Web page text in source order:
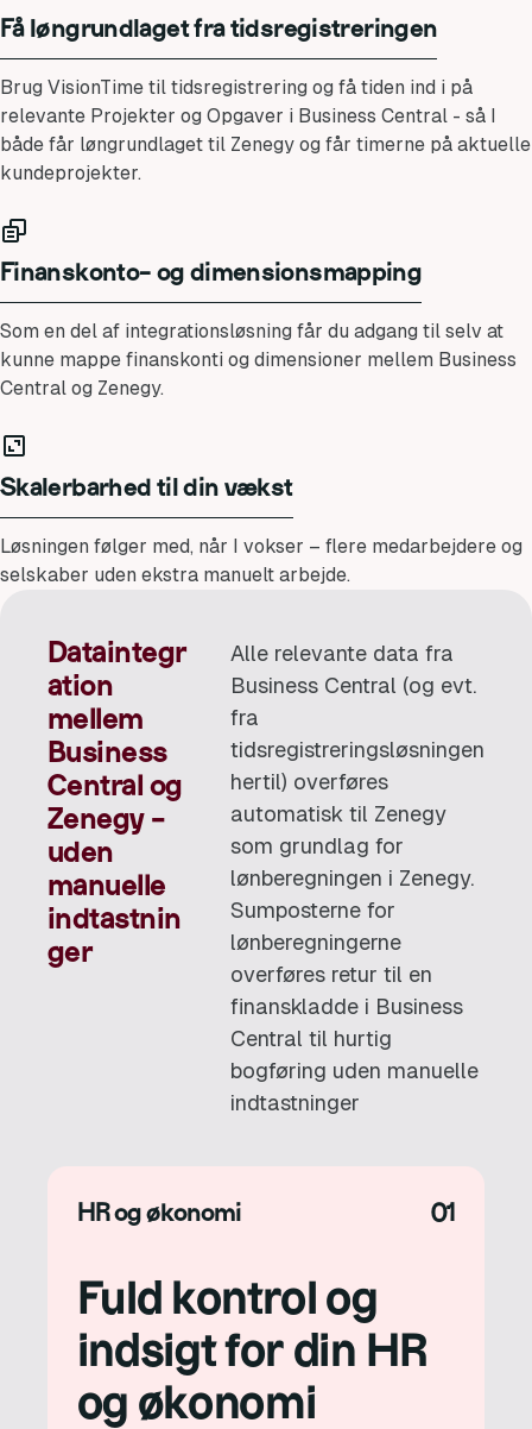
Få løngrundlaget fra tidsregistreringen
Brug VisionTime til tidsregistrering og få tiden ind i på
relevante Projekter og Opgaver i Business Central - så I
både får løngrundlaget til Zenegy og får timerne på aktuelle
kundeprojekter.
Finanskonto- og dimensionsmapping
Som en del af integrationsløsning får du adgang til selv at
kunne mappe finanskonti og dimensioner mellem Business
Central og Zenegy.
Skalerbarhed til din vækst
Løsningen følger med, når I vokser – flere medarbejdere og
selskaber uden ekstra manuelt arbejde.
Dataintegr
ation
mellem
Business
Central og
Zenegy -
uden
manuelle
indtastnin
ger
Alle relevante data fra
Business Central (og evt.
fra
tidsregistreringsløsningen
hertil) overføres
automatisk til Zenegy
som grundlag for
lønberegningen i Zenegy.
Sumposterne for
lønberegningerne
overføres retur til en
finanskladde i Business
Central til hurtig
bogføring uden manuelle
indtastninger
HR og økonomi 01
Fuld kontrol og
indsigt for din HR
og økonomi